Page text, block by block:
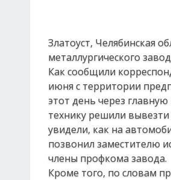
Златоуст, Челябинская
металлургического
Как сообщили
июня с территории
этот день через
технику решили
увидели, как на
позвонил заместителю
члены профкома завода.
Кроме того, по словам